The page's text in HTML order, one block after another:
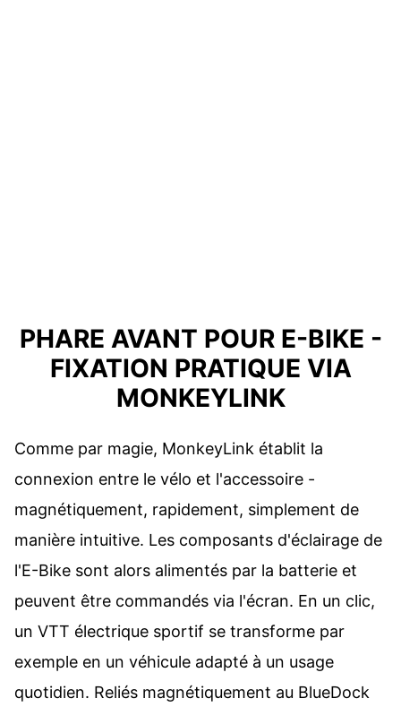
PHARE AVANT POUR E-BIKE -
FIXATION PRATIQUE VIA
MONKEYLINK
Comme par magie, MonkeyLink établit la
connexion entre le vélo et l'accessoire -
magnétiquement, rapidement, simplement de
manière intuitive. Les composants d'éclairage de
l'E-Bike sont alors alimentés par la batterie et
peuvent être commandés via l'écran. En un clic,
un VTT électrique sportif se transforme par
exemple en un véhicule adapté à un usage
quotidien. Reliés magnétiquement au BlueDock